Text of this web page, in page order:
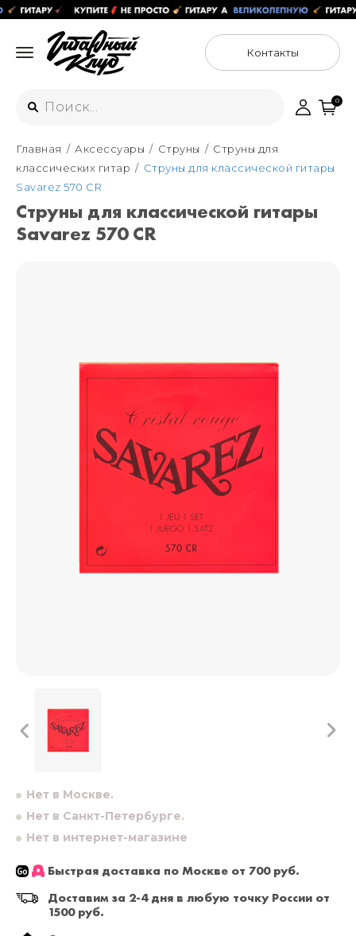
Контакты
Интернет-магазин
+7 (925) 125-54-44
Москва
+7 (925) 176-55-65
ул. Большая Новодмитровская 36с15,
Санкт-Петербург
0
Главная Аксессуары Струны
Струны для
классических гитар
Струны для классической гитары
Savarez 570 CR
Струны для классической гитары
Savarez 570 CR
Нет в Москве.
Нет в Санкт-Петербурге.
Нет в интернет-магазине
Быстрая доставка по Москве от 700 руб.
Доставим за 2-4 дня в любую точку России от
1500 руб.